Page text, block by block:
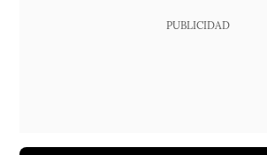
PUBLICIDAD